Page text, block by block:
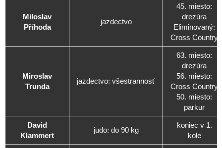
Miloslav
Příhoda
jazdectvo
45. miesto:
drezúra
Eliminovaný:
Cross Country
Miroslav
Trunda
jazdectvo: všestrannosť
63. miesto:
drezúra
56. miesto:
Cross Country
50. miesto:
parkur
David
Klammert
judo: do 90 kg
koniec v 1.
kole